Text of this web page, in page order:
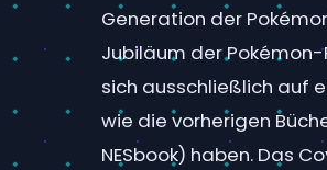
Generation der
Jubiläum der Pokémon-
sich ausschließlich auf
wie die vorherigen
NESbook) haben. Das